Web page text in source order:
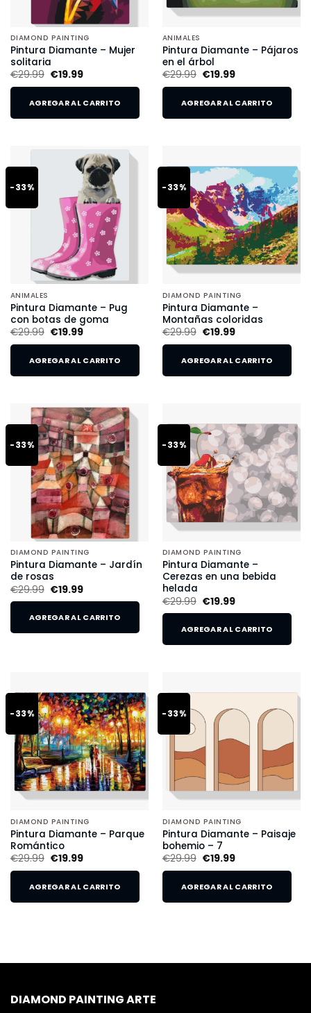
DIAMOND PAINTING
Pintura Diamante – Mujer
solitaria
€29.99 €19.99
AGREGAR AL CARRITO
ANIMALES
Pintura Diamante – Pájaros
en el árbol
€29.99 €19.99
AGREGAR AL CARRITO
-33%
ANIMALES
Pintura Diamante – Pug
con botas de goma
€29.99 €19.99
AGREGAR AL CARRITO
-33%
DIAMOND PAINTING
Pintura Diamante –
Montañas coloridas
€29.99 €19.99
AGREGAR AL CARRITO
-33%
DIAMOND PAINTING
Pintura Diamante – Jardín
de rosas
€29.99 €19.99
AGREGAR AL CARRITO
-33%
DIAMOND PAINTING
Pintura Diamante –
Cerezas en una bebida
helada
€29.99 €19.99
AGREGAR AL CARRITO
-33%
DIAMOND PAINTING
Pintura Diamante – Parque
Romántico
€29.99 €19.99
AGREGAR AL CARRITO
-33%
DIAMOND PAINTING
Pintura Diamante – Paisaje
bohemio – 7
€29.99 €19.99
AGREGAR AL CARRITO
DIAMOND PAINTING ARTE